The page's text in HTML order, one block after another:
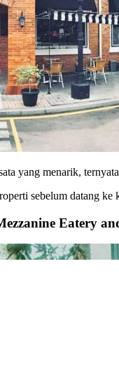
yang menarik,
sebelum datang
Eatery